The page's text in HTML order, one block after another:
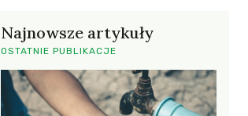
Najnowsze artykuły
OSTATNIE PUBLIKACJE